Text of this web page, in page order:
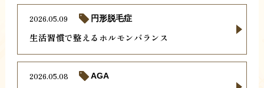
生活習慣で整えるホルモンバランス
2026.05.09 円形脱毛症
2026.05.08 AGA